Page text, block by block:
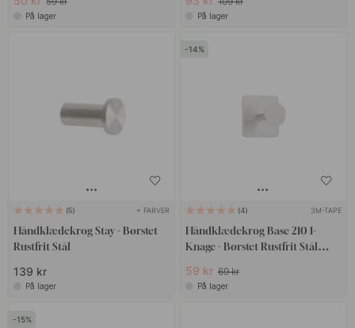
På lager På lager
5 + FARVER
Håndklædekrog Stay - Børstet
Rustfrit Stål
139 kr
På lager
14
4 3M-TAPE
Håndklædekrog Base 210 1-
Knage - Børstet Rustfrit Stål
59 kr 69 kr
På lager
15